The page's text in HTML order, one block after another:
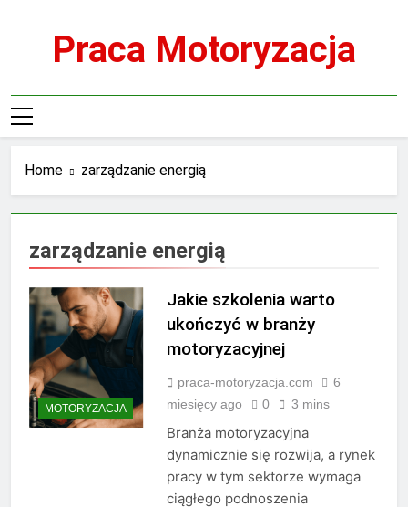
Praca Motoryzacja
Home zarządzanie energią
zarządzanie energią
MOTORYZACJA
Jakie szkolenia warto
ukończyć w branży
motoryzacyjnej
praca-motoryzacja.com
6
miesięcy ago
0 3 mins
Branża motoryzacyjna
dynamicznie się rozwija, a rynek
pracy w tym sektorze wymaga
ciągłego podnoszenia